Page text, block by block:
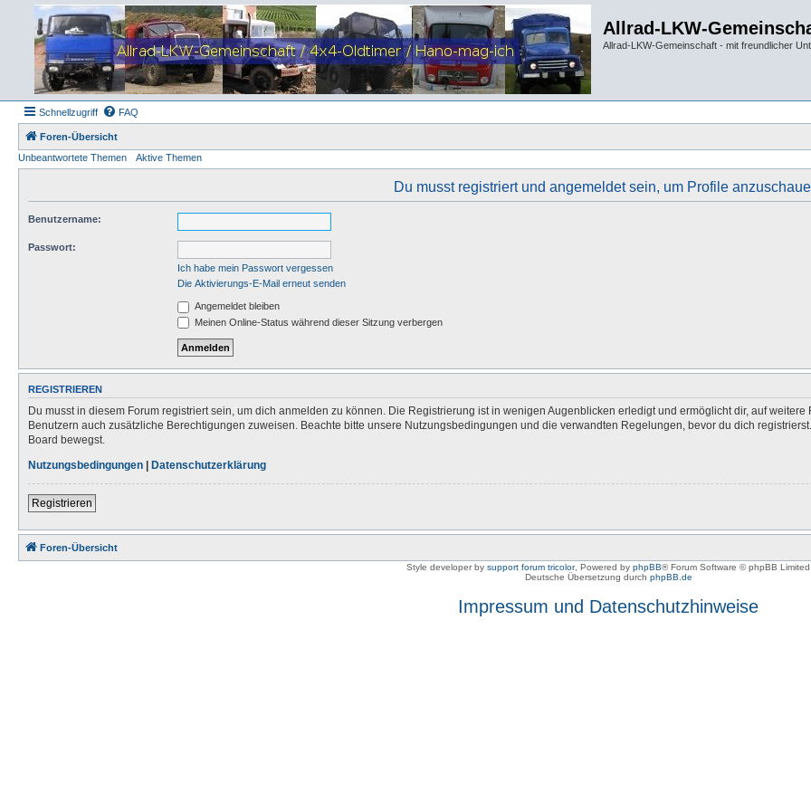
Allrad-LKW-
Allrad-LKW-Gemeinschaft - mit freundlicher
Schnellzugriff FAQ
Foren-Übersicht
Unbeantwortete Themen
Aktive Themen
Du musst registriert und angemeldet sein, um Profile
Benutzername:
Passwort:
Ich habe mein Passwort vergessen
Die Aktivierungs-E-Mail erneut senden
Angemeldet bleiben
Meinen Online-Status während dieser Sitzung verbergen
REGISTRIEREN
Du musst in diesem Forum registriert sein, um dich anmelden zu können. Die Registrierung ist in wenigen Augenblicken erledigt und ermöglicht dir, auf
Benutzern auch zusätzliche Berechtigungen zuweisen. Beachte bitte unsere Nutzungsbedingungen und die verwandten Regelungen, bevor du dich
Board bewegst.
Nutzungsbedingungen | Datenschutzerklärung
Registrieren
Foren-Übersicht
Style developer by support forum tricolor, Powered by phpBB® Forum Software © phpBB Limited
Deutsche Übersetzung durch phpBB.de
Impressum und Datenschutzhinweise